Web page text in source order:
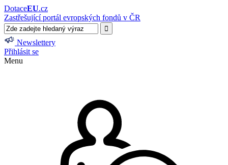
DotaceEU.cz
Zastřešující portál evropských fondů v ČR
Newslettery
Přihlásit se
Menu